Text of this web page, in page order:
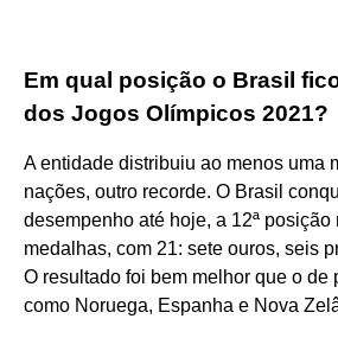
Em qual posição o Brasil
dos Jogos Olímpicos 2021?
A entidade distribuiu ao menos uma
nações, outro recorde. O Brasil
desempenho até hoje, a 12ª
medalhas, com 21: sete ouros, seis
O resultado foi bem melhor que o de
como Noruega, Espanha e Nova